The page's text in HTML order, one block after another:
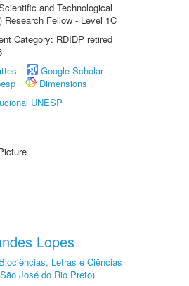
and Technological
Research Fellow - Level 1C
Category: RDIDP retired
Google Scholar
Dimensions
UNESP
Lopes
Letras e Ciências
José do Rio Preto)